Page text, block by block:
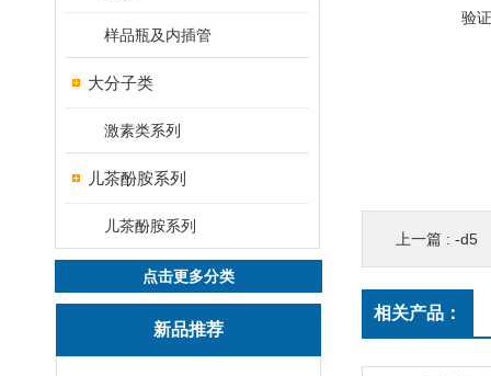
样品瓶及内插管
大分子类
激素类系列
儿茶酚胺系列
儿茶酚胺系列
点击更多分类
新品推荐
验
上一篇 : -d5
相关产品：